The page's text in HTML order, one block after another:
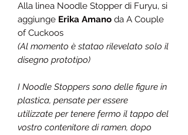
Alla linea Noodle Stopper di Furyu, si
aggiunge Erika Amano da A Couple
of Cuckoos
(Al momento è statao rilevelato solo il
disegno prototipo)
I Noodle Stoppers sono delle figure in
plastica, pensate per essere
utilizzate per tenere fermo il tappo del
vostro contenitore di ramen, dopo